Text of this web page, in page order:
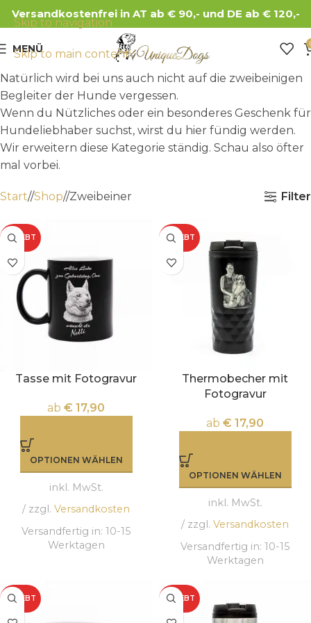
Skip to navigation
Skip to main content
Versandkostenfrei in AT ab € 90,- und DE ab € 120,-
MENÜ
Natürlich wird bei uns auch nicht auf die zweibeinigen
Begleiter der Hunde vergessen.
Wenn du Nützliches oder ein besonderes Geschenk für
Hundeliebhaber suchst, wirst du hier fündig werden.
Wir erweitern diese Kategorie ständig. Schau also öfter
mal vorbei.
Start/ Shop/ Zweibeiner Filter
BELIEBT
Tasse mit Fotogravur
ab € 17,90
OPTIONEN WÄHLEN
inkl. MwSt.
/ zzgl. Versandkosten
Versandfertig in: 10-15
Werktagen
BELIEBT
Thermobecher mit
Fotogravur
ab € 17,90
OPTIONEN WÄHLEN
inkl. MwSt.
/ zzgl. Versandkosten
Versandfertig in: 10-15
Werktagen
BELIEBT BELIEBT